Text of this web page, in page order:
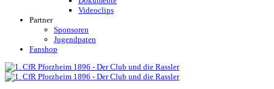
Videoclips
Partner
Sponsoren
Jugendpaten
Fanshop